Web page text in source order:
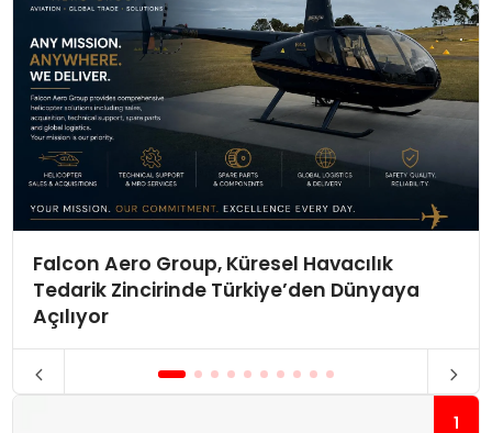
Falcon Aero Group, Küresel Havacılık
Tedarik Zincirinde Türkiye’den Dünyaya
Açılıyor
1